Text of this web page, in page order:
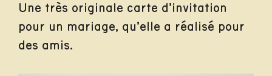
Une très originale carte d’invitation
pour un mariage, qu’elle a réalisé pour
des amis.